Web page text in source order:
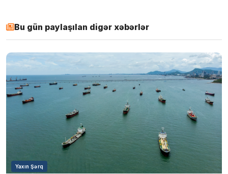
Bu gün paylaşılan digər xəbərlər
Yaxın Şərq